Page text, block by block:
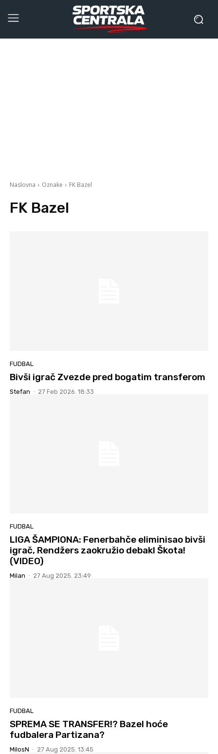
Naslovna Oznake FK Bazel
FK Bazel
FUDBAL
Bivši igrač Zvezde pred bogatim transferom
Stefan - 27 Feb 2026. 18:33
FUDBAL
LIGA ŠAMPIONA: Fenerbahče eliminisao bivši
igrač, Rendžers zaokružio debakl Škota!
(VIDEO)
Milan - 27 Aug 2025. 23:49
FUDBAL
SPREMA SE TRANSFER!? Bazel hoće
fudbalera Partizana?
MilosN - 27 Aug 2025. 13:45